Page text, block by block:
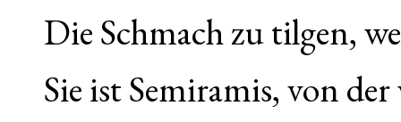
Die Schmach zu tilgen,
Sie ist Semiramis, von